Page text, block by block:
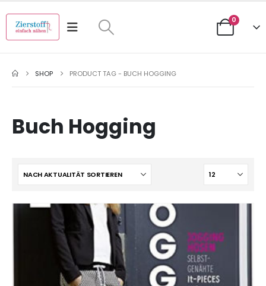
0
SHOP PRODUCT TAG - BUCH HOGGING
Buch Hogging